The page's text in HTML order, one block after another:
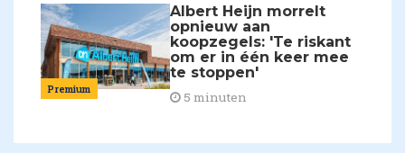
Premium
Albert Heijn morrelt
opnieuw aan
koopzegels: 'Te riskant
om er in één keer mee
te stoppen'
5 minuten